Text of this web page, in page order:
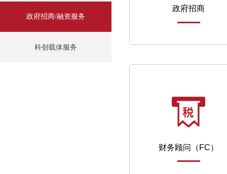
政府招商/融资服务
科创载体服务
政府招商
财务顾问（FC）
政府招商/融资服务